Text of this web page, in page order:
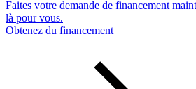
Faites votre demande de financement
là pour vous.
Obtenez du financement